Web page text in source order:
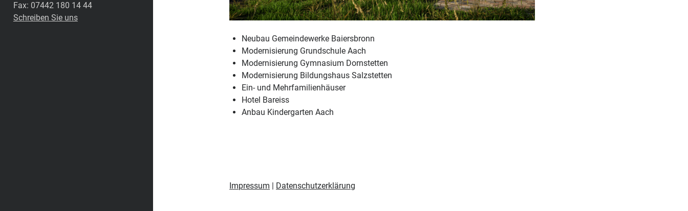
Fax: 07442 180 14 44
Schreiben Sie uns
Neubau Gemeindewerke Baiersbronn
Modernisierung Grundschule Aach
Modernisierung Gymnasium Dornstetten
Modernisierung Bildungshaus Salzstetten
Ein- und Mehrfamilienhäuser
Hotel Bareiss
Anbau Kindergarten Aach
Impressum | Datenschutzerklärung